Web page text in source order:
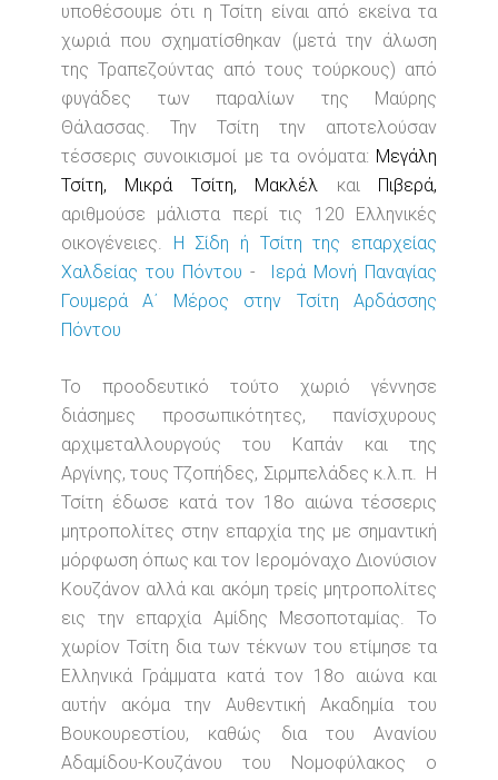
υποθέσουμε ότι η Τσίτη είναι από εκείνα τα
χωριά που σχηματίσθηκαν (μετά την άλωση
της Τραπεζούντας από τους τούρκους) από
φυγάδες των παραλίων της Μαύρης
Θάλασσας. Την Τσίτη την αποτελούσαν
τέσσερις συνοικισμοί με τα ονόματα: Μεγάλη
Τσίτη, Μικρά Τσίτη, Μακλέλ και
Πιβερά,
αριθμούσε μάλιστα περί τις 120 Eλληνικές
οικογένειες.
Η Σίδη ή Τσίτη της επαρχείας
Χαλδείας του Πόντου -
Ιερά Μονή Παναγίας
Γουμερά Α΄ Μέρος στην Τσίτη Αρδάσσης
Πόντου
Το προοδευτικό τούτο χωριό γέννησε
διάσημες προσωπικότητες, πανίσχυρους
αρχιμεταλλουργούς του Καπάν και της
Αργίνης, τους Τζοπήδες, Σιρμπελάδες κ.λ.π. Η
Τσίτη έδωσε κατά τον 18ο αιώνα τέσσερις
μητροπολίτες στην επαρχία της με σημαντική
μόρφωση όπως και τον Ιερομόναχο Διονύσιον
Κουζάνον αλλά και ακόμη τρείς μητροπολίτες
εις την επαρχία Αμίδης Μεσοποταμίας. Το
χωρίον Τσίτη δια των τέκνων του ετίμησε τα
Ελληνικά Γράμματα κατά τον 18ο αιώνα και
αυτήν ακόμα την Αυθεντική Ακαδημία του
Βουκουρεστίου, καθώς δια του Ανανίου
Αδαμίδου-Κουζάνου του Νομοφύλακος ο